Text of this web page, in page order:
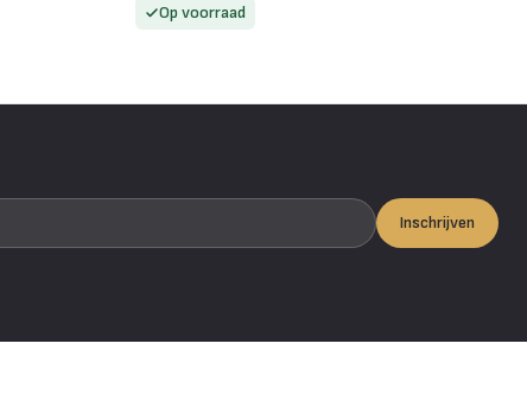
Op voorraad
Inschrijven